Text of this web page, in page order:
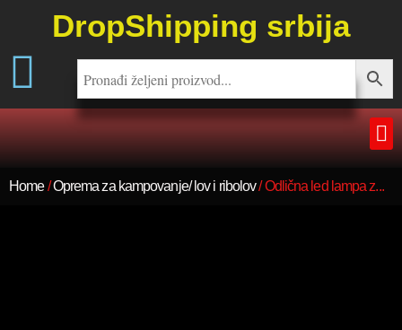
DropShipping srbija
Home/Oprema za kampovanje/ lov i ribolov/ Odlična led lampa z...